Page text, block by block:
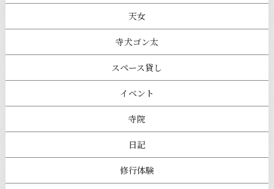
天女
寺犬ゴン太
スペース貸し
イベント
寺院
日記
修行体験